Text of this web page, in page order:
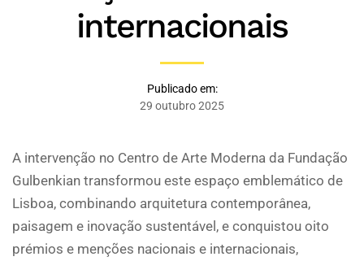
internacionais
Publicado em:
29 outubro 2025
A intervenção no Centro de Arte Moderna da Fundação
Gulbenkian transformou este espaço emblemático de
Lisboa, combinando arquitetura contemporânea,
paisagem e inovação sustentável, e conquistou oito
prémios e menções nacionais e internacionais,